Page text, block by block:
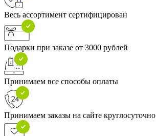
Весь ассортимент сертифицирован
Подарки при заказе от 3000 рублей
Принимаем все способы оплаты
Принимаем заказы на сайте круглосуточно